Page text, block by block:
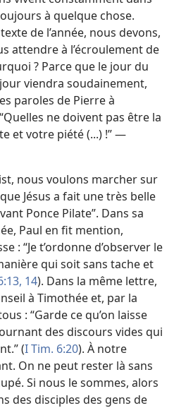
à quelque chose.
de l’année, nous devons,
attendre à l’écroulement de
? Parce que le jour du
viendra soudainement,
paroles de Pierre à
ne doivent pas être la
et votre piété (...) !” —
nous voulons marcher sur
Jésus a fait une très belle
Ponce Pilate”. Dans sa
Paul en fit mention,
: “Je t’ordonne d’observer le
qui soit sans tache et
14). Dans la même lettre,
à Timothée et, par la
: “Garde ce qu’on laisse
des discours vides qui
(I Tim. 6:20). À notre
On ne peut rester là sans
Si nous le sommes, alors
des disciples des gens de